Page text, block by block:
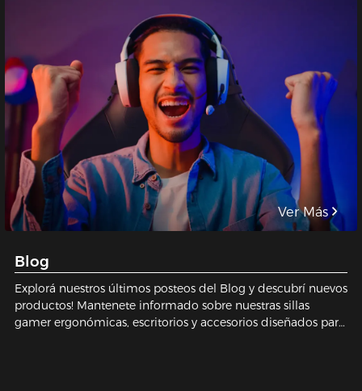
Ver Más
Blog
Explorá nuestros últimos posteos del Blog y descubrí nuevos
productos! Mantenete informado sobre nuestras sillas
gamer ergonómicas, escritorios y accesorios diseñados para